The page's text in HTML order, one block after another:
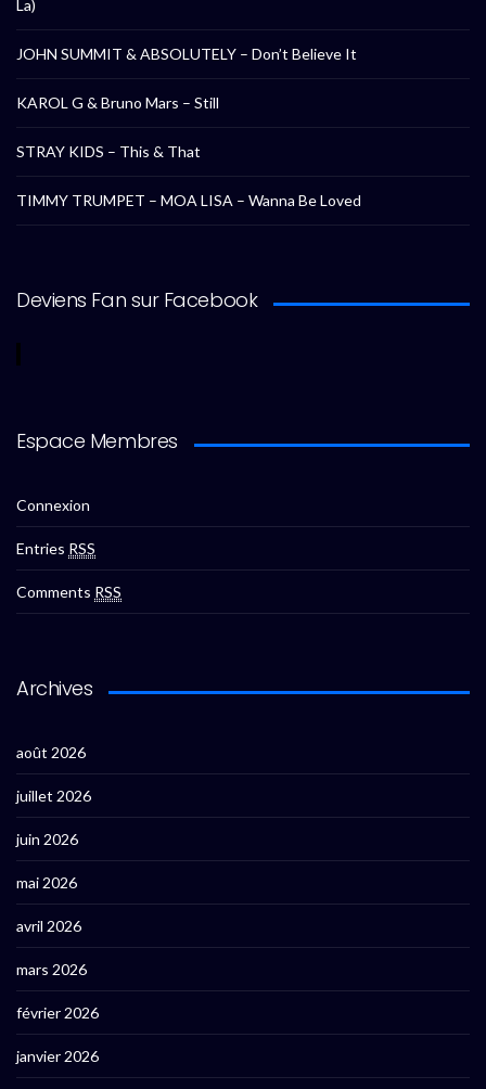
La)
JOHN SUMMIT & ABSOLUTELY – Don’t Believe It
KAROL G & Bruno Mars – Still
STRAY KIDS – This & That
TIMMY TRUMPET – MOA LISA – Wanna Be Loved
Deviens Fan sur Facebook
Espace Membres
Connexion
Entries RSS
Comments RSS
Archives
août 2026
juillet 2026
juin 2026
mai 2026
avril 2026
mars 2026
février 2026
janvier 2026